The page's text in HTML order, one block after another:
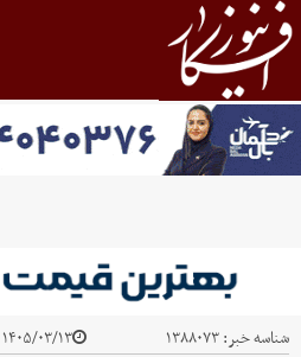
شناسه خبر:۱۳۸۸۰۷۳ ۱۴۰۵/۰۳/۱۳ - ۲۱:۲۶